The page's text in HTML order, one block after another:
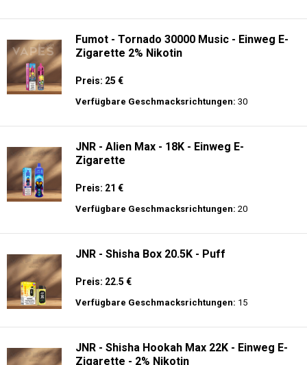
Fumot - Tornado 30000 Music - Einweg E-
Zigarette 2% Nikotin
Preis: 25 €
Verfügbare Geschmacksrichtungen: 30
JNR - Alien Max - 18K - Einweg E-
Zigarette
Preis: 21 €
Verfügbare Geschmacksrichtungen: 20
JNR - Shisha Box 20.5K - Puff
Preis: 22.5 €
Verfügbare Geschmacksrichtungen: 15
JNR - Shisha Hookah Max 22K - Einweg E-
Zigarette - 2% Nikotin